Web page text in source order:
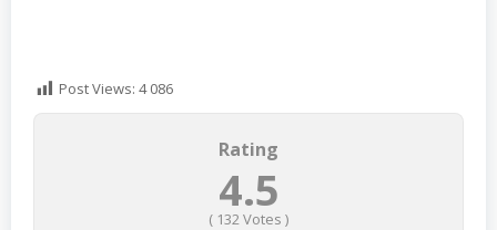
Post Views: 4 086
Rating
4.5
( 132Votes )